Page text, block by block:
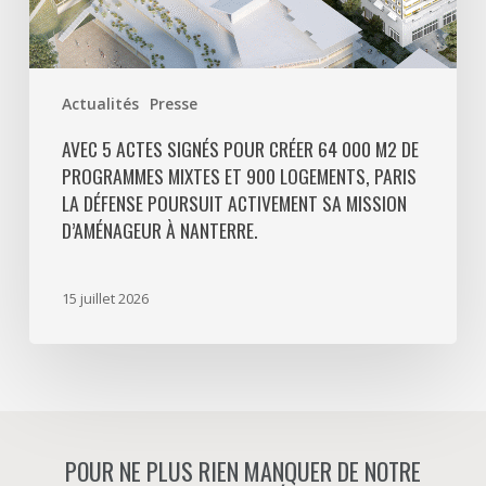
Actualités Presse
900
logements,
Défense
poursuit
activement
AVEC 5 ACTES SIGNÉS POUR CRÉER 64 000 M2 DE
PROGRAMMES MIXTES ET 900 LOGEMENTS, PARIS
LA DÉFENSE POURSUIT ACTIVEMENT SA MISSION
D’AMÉNAGEUR À NANTERRE.
15 juillet 2026
POUR NE PLUS RIEN MANQUER DE NOTRE